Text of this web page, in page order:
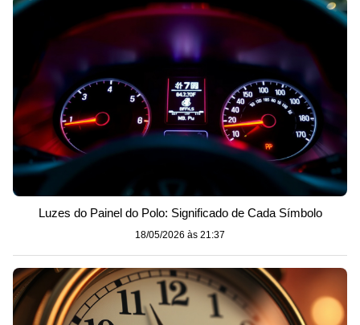
Luzes do Painel do Polo: Significado de Cada Símbolo
18/05/2026 às 21:37